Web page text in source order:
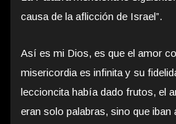
causa de la aflicción de Israel”.
Así es mi Dios, es que el amor
misericordia es infinita y su
leccioncita había dado frutos, el
eran solo palabras, sino que iban